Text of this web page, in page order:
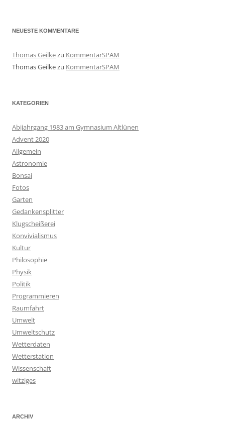
NEUESTE KOMMENTARE
Thomas Geilkezu KommentarSPAM
Thomas Geilkezu KommentarSPAM
KATEGORIEN
Abijahrgang 1983 am Gymnasium Altlünen
Advent 2020
Allgemein
Astronomie
Bonsai
Fotos
Garten
Gedankensplitter
Klugscheißerei
Konvivialismus
Kultur
Philosophie
Physik
Politik
Programmieren
Raumfahrt
Umwelt
Umweltschutz
Wetterdaten
Wetterstation
Wissenschaft
witziges
ARCHIV